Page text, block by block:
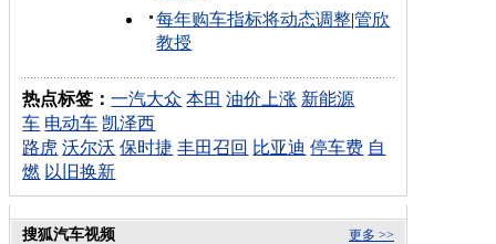
每年购车指标将动态调整|管欣
教授
热点标签：一汽大众 本田 油价上涨 新能源
车 电动车 凯泽西
路虎 沃尔沃 保时捷 丰田召回 比亚迪 停车费 自
燃 以旧换新
更多 >>
搜狐汽车视频